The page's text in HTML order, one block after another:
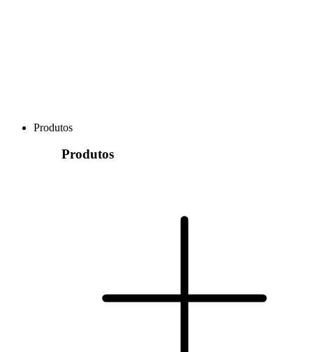
Produtos
Produtos